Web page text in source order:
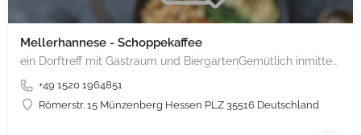
Mellerhannese - Schoppekaffee
ein Dorftreff mit Gastraum und BiergartenGemütlich inmitten unserem idyllischen Trais Münzenberg, entlang…
+49 1520 1964851
Römerstr. 15 Münzenberg Hessen PLZ 35516 Deutschland